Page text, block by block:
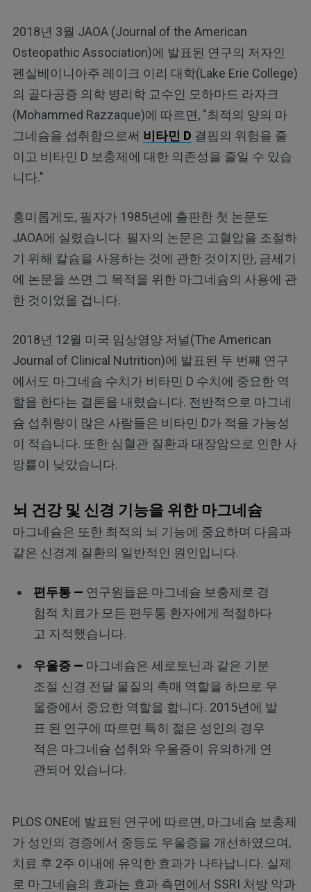
2018년 3월 JAOA (Journal of the American
Osteopathic Association)에 발표된 연구의 저자인
펜실베이니아주 레이크 이리 대학(Lake Erie College)
의 골다공증 의학 병리학 교수인 모하마드 라자크
(Mohammed Razzaque)에 따르면, "최적의 양의 마
그네슘을 섭취함으로써 비타민 D 결핍의 위험을 줄
이고 비타민 D 보충제에 대한 의존성을 줄일 수 있습
니다."
흥미롭게도, 필자가 1985년에 출판한 첫 논문도
JAOA에 실렸습니다. 필자의 논문은 고혈압을 조절하
기 위해 칼슘을 사용하는 것에 관한 것이지만, 금세기
에 논문을 쓰면 그 목적을 위한 마그네슘의 사용에 관
한 것이었을 겁니다.
2018년 12월 미국 임상영양 저널(The American
Journal of Clinical Nutrition)에 발표된 두 번째 연구
에서도 마그네슘 수치가 비타민 D 수치에 중요한 역
할을 한다는 결론을 내렸습니다. 전반적으로 마그네
슘 섭취량이 많은 사람들은 비타민 D가 적을 가능성
이 적습니다. 또한 심혈관 질환과 대장암으로 인한 사
망률이 낮았습니다.
뇌 건강 및 신경 기능을 위한 마그네슘
마그네슘은 또한 최적의 뇌 기능에 중요하며 다음과
같은 신경계 질환의 일반적인 원인입니다.
편두통 — 연구원들은 마그네슘 보충제로 경
험적 치료가 모든 편두통 환자에게 적절하다
고 지적했습니다.
우울증 — 마그네슘은 세로토닌과 같은 기분
조절 신경 전달 물질의 촉매 역할을 하므로 우
울증에서 중요한 역할을 합니다. 2015년에 발
표 된 연구에 따르면 특히 젊은 성인의 경우
적은 마그네슘 섭취와 우울증이 유의하게 연
관되어 있습니다.
PLOS ONE에 발표된 연구에 따르면, 마그네슘 보충제
가 성인의 경증에서 중등도 우울증을 개선하였으며,
치료 후 2주 이내에 유익한 효과가 나타납니다. 실제
로 마그네슘의 효과는 효과 측면에서 SSRI 처방 약과